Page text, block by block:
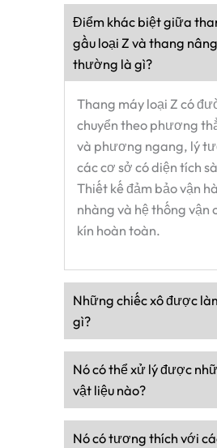
Điểm khác biệt giữa
gầu loại Z và thang
thường là gì?
Thang máy loại Z có
chuyển theo phương
và phương ngang, lý
các cơ sở có diện tích
Thiết kế đảm bảo vận
nhàng và hệ thống vận
kín hoàn toàn.
Những chiếc xô được
gì?
Nó có thể xử lý được
vật liệu nào?
Nó có tương thích với